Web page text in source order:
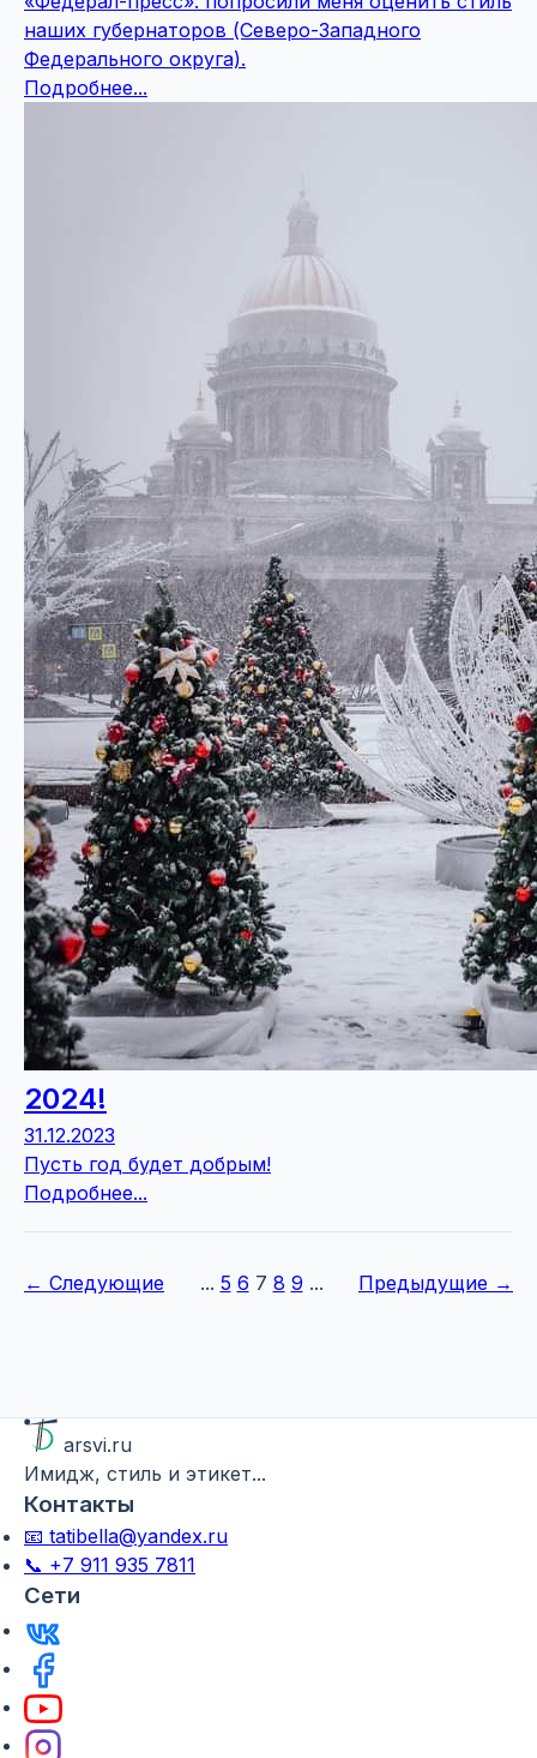
наших губернаторов (Северо-Западного
Федерального округа).
Подробнее...
2024!
31.12.2023
Пусть год будет добрым!
Подробнее...
← Следующие ... 5 6 7 8 9 ... Предыдущие →
arsvi.ru
Имидж, стиль и этикет...
Контакты
📧 tatibella@yandex.ru
📞 +7 911 935 7811
Сети